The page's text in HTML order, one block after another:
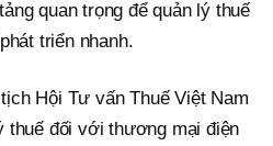
quan trọng để quản lý thuế
triển nhanh.
Hội Tư vấn Thuế Việt Nam
thuế đối với thương mại điện